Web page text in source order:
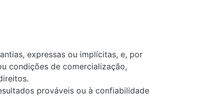
expressas ou implícitas, e, por
condições de comercialização,
prováveis ​​ou à confiabilidade